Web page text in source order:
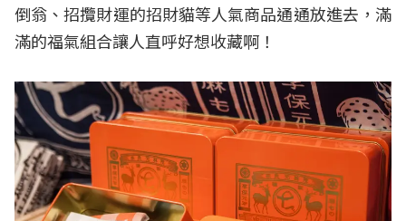
倒翁、招攬財運的招財貓等人氣商品通通放進去，滿
滿的福氣組合讓人直呼好想收藏啊！